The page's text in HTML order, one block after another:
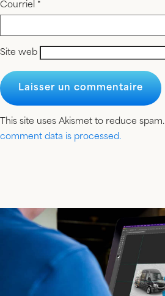
Courriel *
Site web
This site uses Akismet to reduce spam.
comment data is processed.